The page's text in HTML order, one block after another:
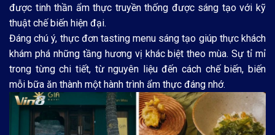
được tinh thần ẩm thực truyền thống được sáng tạo với kỹ
thuật chế biến hiện đại.
Đáng chú ý, thực đơn tasting menu sáng tạo giúp thực khách
khám phá những tầng hương vị khác biệt theo mùa. Sự tỉ mỉ
trong từng chi tiết, từ nguyên liệu đến cách chế biến, biến
mỗi bữa ăn thành một hành trình ẩm thực đáng nhớ.